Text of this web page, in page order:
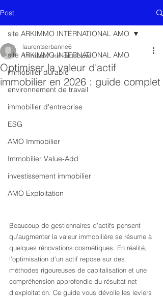
Post
site ARKIMMO INTERNATIONAL AMO
immobilier durable
environnement de travail
immobilier d'entreprise
ESG
AMO Immobilier
Immobilier Value-Add
investissement immobilier
AMO Exploitation
site ARKIMMO INTERNATIONAL AMO
Optimiser la valeur d'actif
immobilier en 2026 : guide complet
laurentserbanne6
11 mars 7 min de lecture
Beaucoup de gestionnaires d’actifs pensent
qu’augmenter la valeur immobilière se résume à
quelques rénovations cosmétiques. En réalité,
l’optimisation d’un actif repose sur des
méthodes rigoureuses de capitalisation et une
compréhension approfondie du résultat net
d’exploitation. Ce guide vous dévoile les leviers